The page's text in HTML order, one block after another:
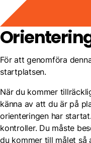
För att genomföra
startplatsen.
När du kommer
känna av att du är på
orienteringen har
kontroller. Du måste
du kommer till målet så